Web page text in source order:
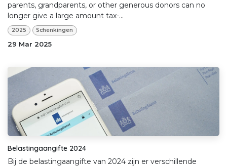
parents, grandparents, or other generous donors can no
longer give a large amount tax-...
2025 Schenkingen
29 Mar 2025
Belastingaangifte 2024
Bij de belastingaangifte van 2024 zijn er verschillende